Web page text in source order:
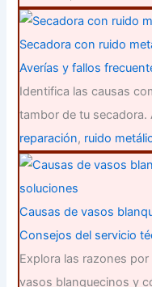
Secadora con ruido
Averías y fallos
Identifica las causas
tambor de tu secadora.
reparación, ruido
Causas de vasos
Consejos del servicio
Explora las razones
vasos blanquecinos y